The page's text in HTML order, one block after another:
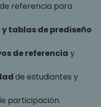
referencia para
tablas de prediseño
de referencia y
de estudiantes y
participación.